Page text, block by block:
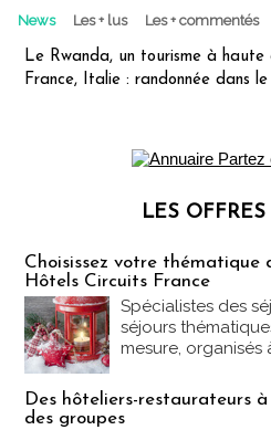
News Les + lus Les + commentés
Le Rwanda, un tourisme à
France, Italie : randonnée dans
LES
Choisissez votre thématique
Hôtels Circuits France
Spécialistes des
séjours
mesure, organisés
Des hôteliers-restaurateurs
des groupes